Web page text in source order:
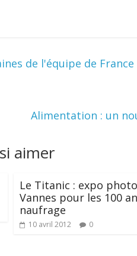
de l'équipe de
Alimentation : un
aimer
Le Titanic : expo
Vannes pour les 100
naufrage
10 avril 2012 0